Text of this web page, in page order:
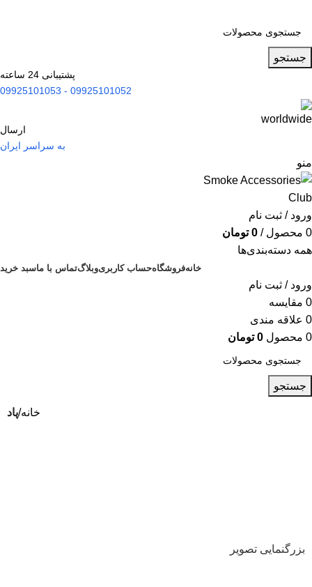
جستجو
پشتیبانی 24 ساعته
09925101052 - 09925101053
ارسال
به سراسر ایران
منو
ورود / ثبت نام
0 محصول /
0 تومان
همه دسته‌بندی‌ها
خانهفروشگاهحساب کاربریوبلاگتماس با ماسبد خرید
ورود / ثبت نام
0 مقایسه
0 علاقه مندی
0 محصول 0 تومان
جستجو
خانه پاد
بزرگنمایی تصویر